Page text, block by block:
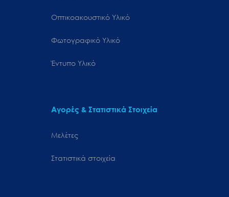
Οπτικοακουστικό Υλικό
Φωτογραφικό Υλικό
Έντυπο Υλικό
Αγορές & Στατιστικά Στοιχεία
Μελέτες
Στατιστικά στοιχεία